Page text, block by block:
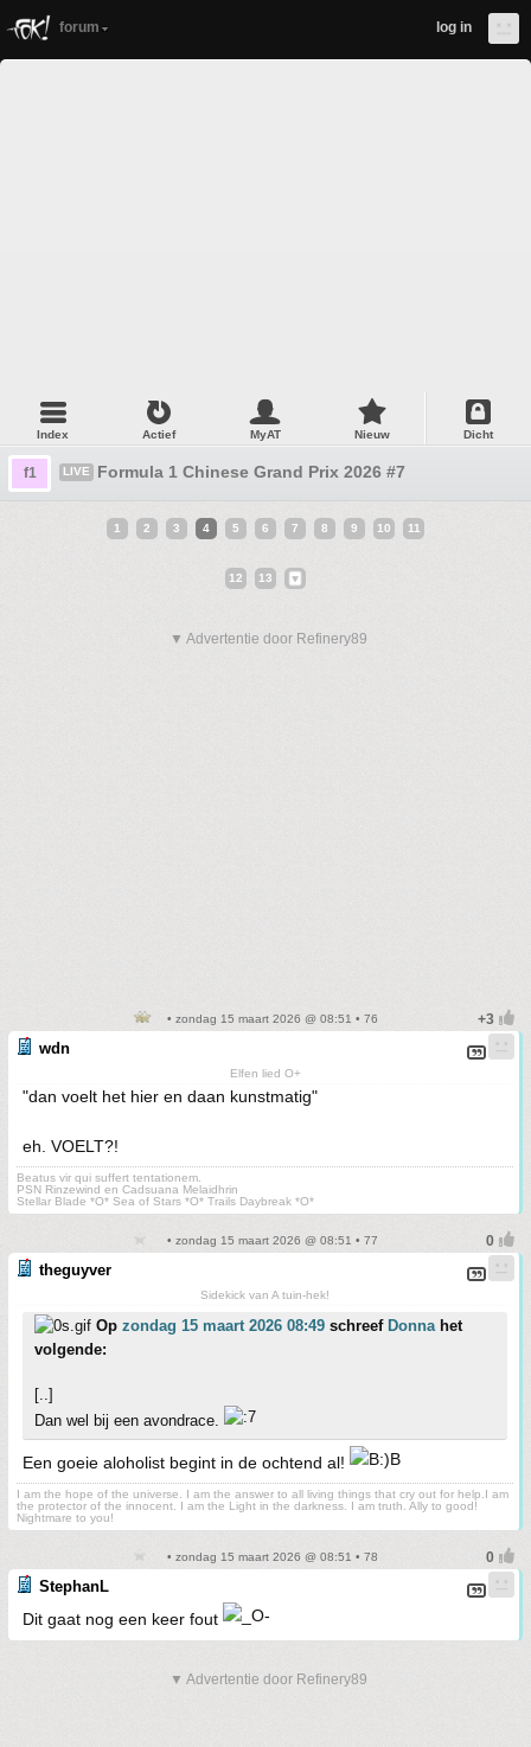
forum log in
Index Actief MyAT Nieuw Dicht
f1 LIVE Formula 1 Chinese Grand Prix 2026 #7
1 2 3 4 5 6 7 8 9 10 11
12 13
▼ Advertentie door Refinery89
• zondag 15 maart 2026 @ 08:51 • 76
wdn
Elfen lied O+
"dan voelt het hier en daan kunstmatig"
eh. VOELT?!
Beatus vir qui suffert tentationem.
PSN Rinzewind en Cadsuana Melaidhrin
Stellar Blade *O* Sea of Stars *O* Trails Daybreak *O*
• zondag 15 maart 2026 @ 08:51 • 77
theguyver
Sidekick van A tuin-hek!
Op zondag 15 maart 2026 08:49 schreef Donnahet
volgende:
[..]
Dan wel bij een avondrace.
Een goeie aloholist begint in de ochtend al!
I am the hope of the universe. I am the answer to all living things that cry out for help.I am
the protector of the innocent. I am the Light in the darkness. I am truth. Ally to good!
Nightmare to you!
• zondag 15 maart 2026 @ 08:51 • 78
StephanL
Dit gaat nog een keer fout
▼ Advertentie door Refinery89